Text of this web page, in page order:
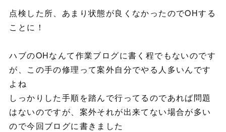
点検した所、あまり状態が良くなかったのでOHする
ことに！
ハブのOHなんて作業ブログに書く程でもないのです
が、この手の修理って案外自分でやる人多いんです
よね
しっかりした手順を踏んで行ってるのであれば問題
はないのですが、案外それが出来てない場合が多い
ので今回ブログに書きました